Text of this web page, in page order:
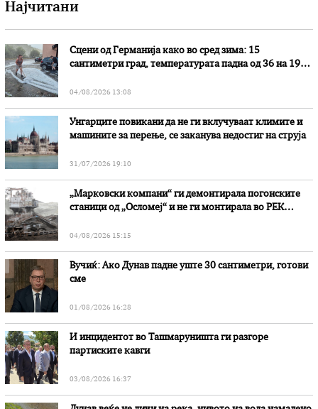
Најчитани
Сцени од Германија како во сред зима: 15
сантиметри град, температурата падна од 36 на 19
04/08/2026 13:08
Унгарците повикани да не ги вклучуваат климите и
машините за перење, се заканува недостиг на струја
31/07/2026 19:10
„Марковски компани“ ги демонтирала погонските
станици од „Осломеј“ и не ги монтирала во РЕК
04/08/2026 15:15
Вучиќ: Ако Дунав падне уште 30 сантиметри, готови
сме
01/08/2026 16:28
И инцидентот во Ташмаруништa ги разгоре
партиските кавги
03/08/2026 16:37